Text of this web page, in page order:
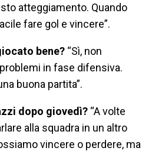
atteggiamento. Quando
fare gol e vincere”.
bene? “Sì, non
in fase difensiva.
buona partita”.
dopo giovedì? “A volte
alla squadra in un altro
vincere o perdere, ma